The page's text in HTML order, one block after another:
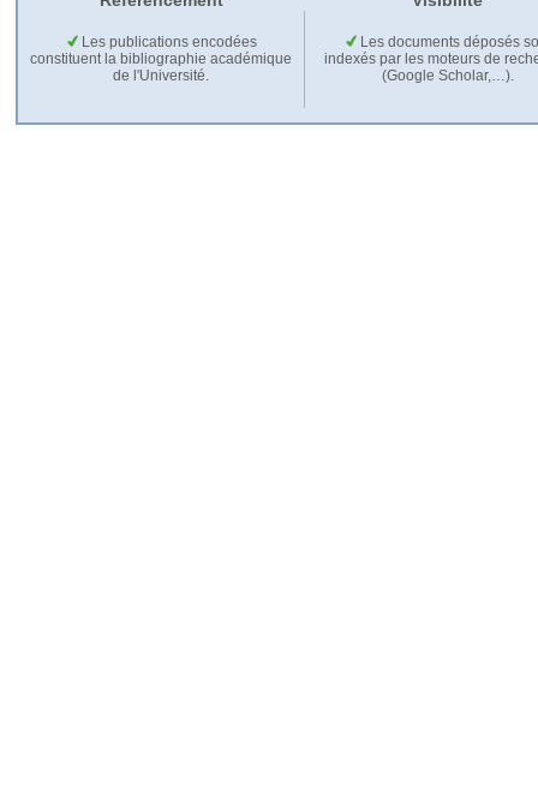
Les publications encodées
constituent la bibliographie académique
de l'Université.
Les documents déposés
indexés par les moteurs de
(Google Scholar,…).